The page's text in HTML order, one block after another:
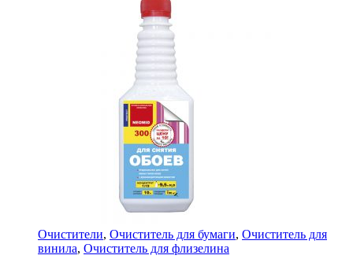
Очистители, Очиститель для бумаги, Очиститель для
винила, Очиститель для флизелина